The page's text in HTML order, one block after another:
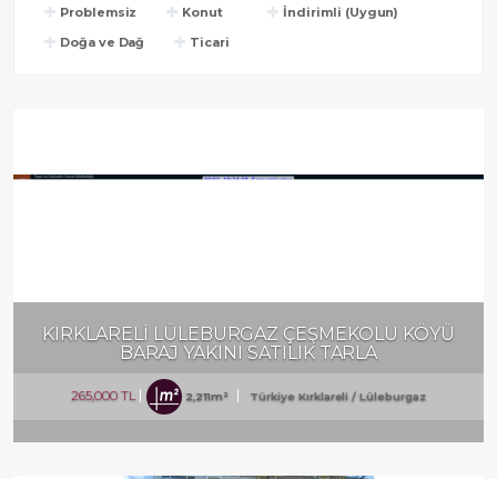
Problemsiz Konut
İndirimli (Uygun)
Doğa ve Dağ
Ticari
LÜLEBURGAZ ÇEŞMEKOLU KÖYÜ
BARAJ YAKINI SATILIK TARLA
2,211m² Türkiye Kırklareli / Lüleburgaz